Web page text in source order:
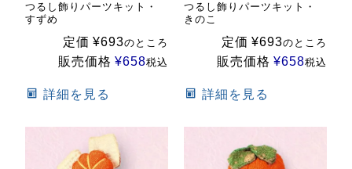
つるし飾りパーツキット・
すずめ
定価 ¥693のところ
販売価格 ¥658税込
詳細を見る
つるし飾りパーツキット・
きのこ
定価 ¥693のところ
販売価格 ¥658税込
詳細を見る